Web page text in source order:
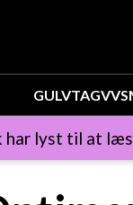
GULVTAGVVS
har lyst til at